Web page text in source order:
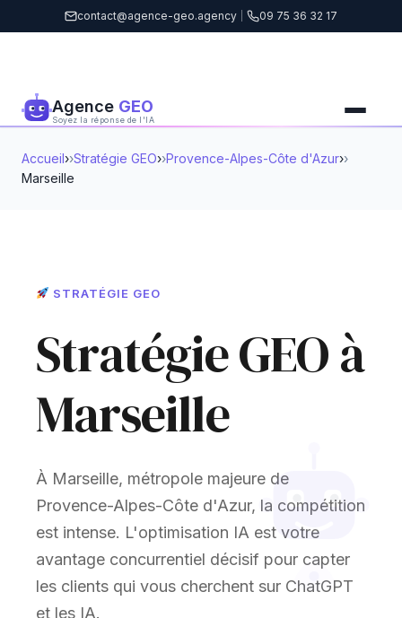
contact@agence-geo.agency 09 75 36 32 17
Agence GEO
Soyez la réponse de l'IA
Accueil› Stratégie GEO› Provence-Alpes-Côte d'Azur›
Marseille
STRATÉGIE GEO
Stratégie GEO à
Marseille
À Marseille, métropole majeure de
Provence-Alpes-Côte d'Azur, la compétition
est intense. L'optimisation IA est votre
avantage concurrentiel décisif pour capter
les clients qui vous cherchent sur ChatGPT
et les IA.